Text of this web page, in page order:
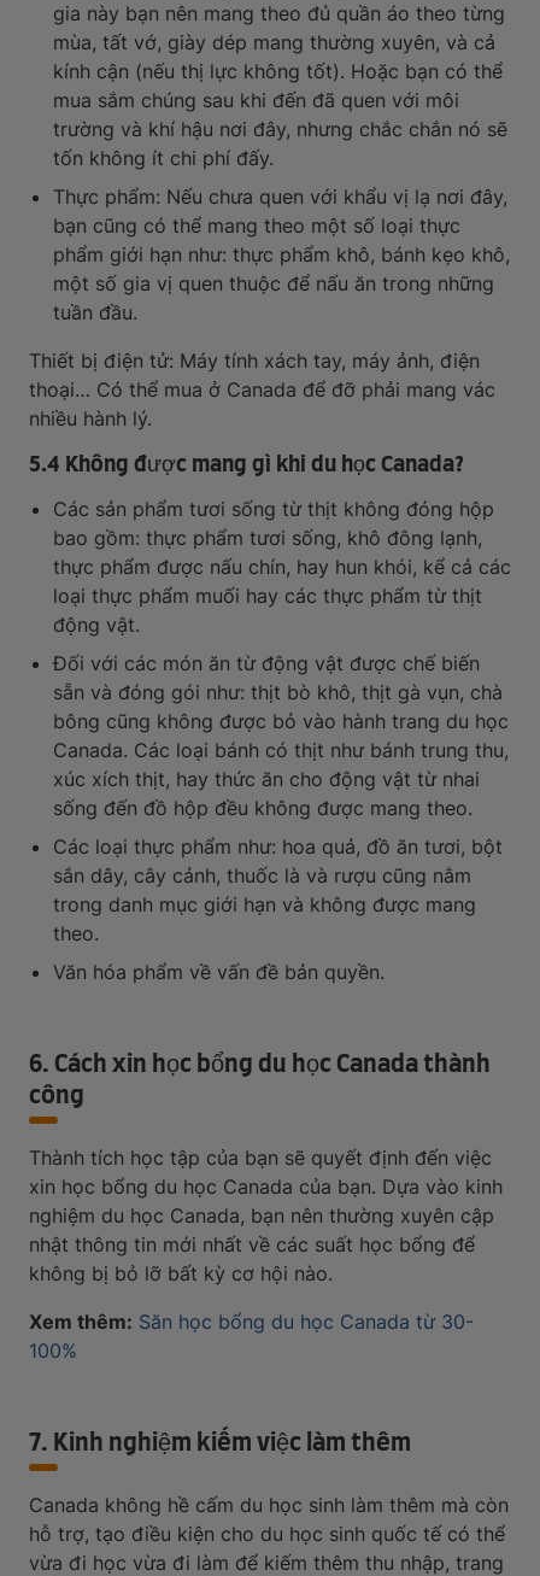
gia này bạn nên mang theo đủ quần áo theo từng
mùa, tất vớ, giày dép mang thường xuyên, và cả
kính cận (nếu thị lực không tốt). Hoặc bạn có thể
mua sắm chúng sau khi đến đã quen với môi
trường và khí hậu nơi đây, nhưng chắc chắn nó sẽ
tốn không ít chi phí đấy.
Thực phẩm: Nếu chưa quen với khẩu vị lạ nơi đây,
bạn cũng có thể mang theo một số loại thực
phẩm giới hạn như: thực phẩm khô, bánh kẹo khô,
một số gia vị quen thuộc để nấu ăn trong những
tuần đầu.
Thiết bị điện tử: Máy tính xách tay, máy ảnh, điện
thoại… Có thể mua ở Canada để đỡ phải mang vác
nhiều hành lý.
5.4 Không được mang gì khi du học Canada?
Các sản phẩm tươi sống từ thịt không đóng hộp
bao gồm: thực phẩm tươi sống, khô đông lạnh,
thực phẩm được nấu chín, hay hun khói, kể cả các
loại thực phẩm muối hay các thực phẩm từ thịt
động vật.
Đối với các món ăn từ động vật được chế biến
sẵn và đóng gói như: thịt bò khô, thịt gà vụn, chà
bông cũng không được bỏ vào hành trang du học
Canada. Các loại bánh có thịt như bánh trung thu,
xúc xích thịt, hay thức ăn cho động vật từ nhai
sống đến đồ hộp đều không được mang theo.
Các loại thực phẩm như: hoa quả, đồ ăn tươi, bột
sắn dây, cây cảnh, thuốc là và rượu cũng nằm
trong danh mục giới hạn và không được mang
theo.
Văn hóa phẩm về vấn đề bản quyền.
6. Cách xin học bổng du học Canada thành
công
Thành tích học tập của bạn sẽ quyết định đến việc
xin học bổng du học Canada của bạn. Dựa vào kinh
nghiệm du học Canada, bạn nên thường xuyên cập
nhật thông tin mới nhất về các suất học bổng để
không bị bỏ lỡ bất kỳ cơ hội nào.
Xem thêm: Săn học bổng du học Canada từ 30-
100%
7. Kinh nghiệm kiếm việc làm thêm
Canada không hề cấm du học sinh làm thêm mà còn
hỗ trợ, tạo điều kiện cho du học sinh quốc tế có thể
vừa đi học vừa đi làm để kiếm thêm thu nhập, trang